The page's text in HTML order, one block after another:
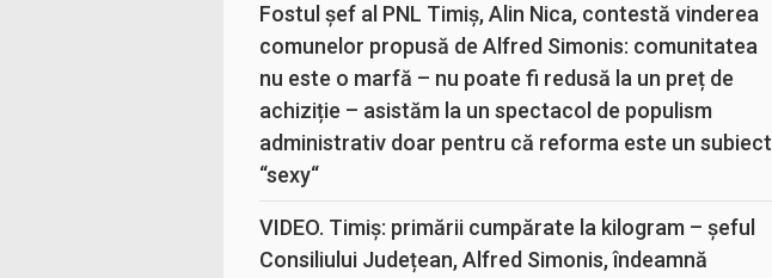
Fostul șef al PNL Timiș, Alin Nica, contestă vinderea
comunelor propusă de Alfred Simonis: comunitatea
nu este o marfă – nu poate fi redusă la un preț de
achiziție – asistăm la un spectacol de populism
administrativ doar pentru că reforma este un subiect
“sexy“
VIDEO. Timiș: primării cumpărate la kilogram – șeful
Consiliului Județean, Alfred Simonis, îndeamnă